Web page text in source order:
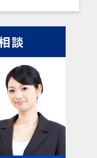
談